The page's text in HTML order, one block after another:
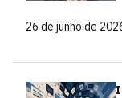
26 de junho de